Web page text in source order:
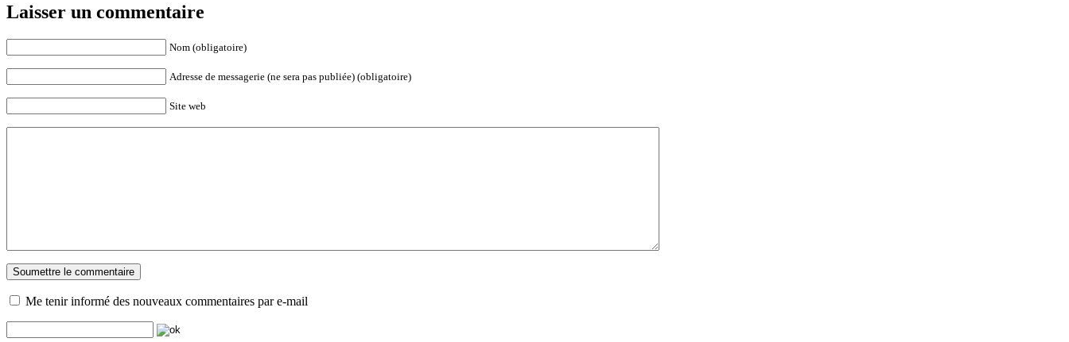
Laisser un commentaire
Nom (obligatoire)
Adresse de messagerie (ne sera pas publiée) (obligatoire)
Site web
Me tenir informé des nouveaux commentaires par e-mail